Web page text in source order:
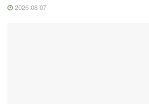
2026 08 07